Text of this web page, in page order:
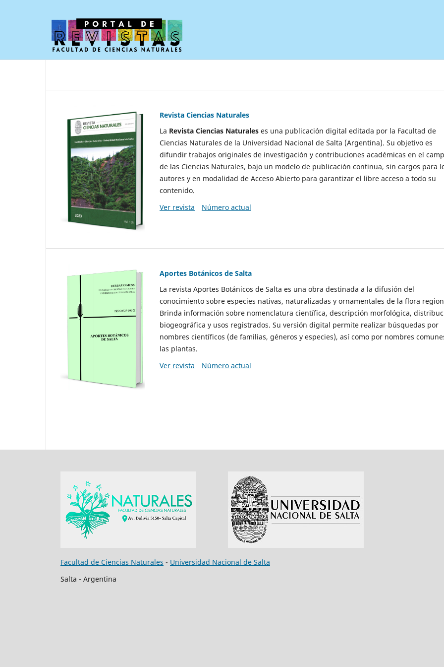
Revista Ciencias Naturales
La Revista Ciencias Naturales es una publicación digital editada por la Facultad de
Ciencias Naturales de la Universidad Nacional de Salta (Argentina). Su objetivo es
difundir trabajos originales de investigación y contribuciones académicas en el
de las Ciencias Naturales, bajo un modelo de publicación continua, sin cargos para
autores y en modalidad de Acceso Abierto para garantizar el libre acceso a todo su
contenido.
Ver revista
Número actual
Aportes Botánicos de Salta
La revista Aportes Botánicos de Salta es una obra destinada a la difusión del
conocimiento sobre especies nativas, naturalizadas y ornamentales de la flora
Brinda información sobre nomenclatura científica, descripción morfológica,
biogeográfica y usos registrados. Su versión digital permite realizar búsquedas por
nombres científicos (de familias, géneros y especies), así como por nombres
las plantas.
Ver revista
Número actual
Facultad de Ciencias Naturales - Universidad Nacional de Salta
Salta - Argentina